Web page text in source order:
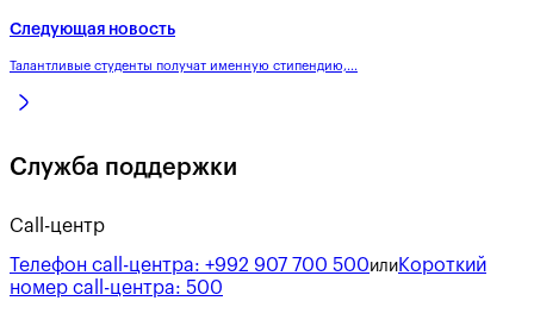
Следующая новость
Талантливые студенты получат именную стипендию,...
Служба поддержки
Call-центр
Телефон call-центра: +992 907 700 500или Короткий
номер call-центра: 500